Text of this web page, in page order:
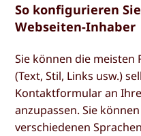
So konfigurieren
Webseiten-Inhaber
Sie können die meisten
(Text, Stil, Links usw.)
Kontaktformular an
anzupassen. Sie
verschiedenen